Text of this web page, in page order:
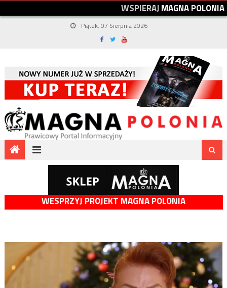
WSPIERAJMAGNAPOLONIA
Piątek, 07 Sierpnia 2026
WESPRZYJ PROJEKT MAGNA POLONIA